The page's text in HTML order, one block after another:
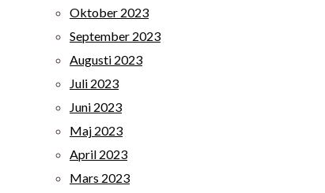
Oktober 2023
September 2023
Augusti 2023
Juli 2023
Juni 2023
Maj 2023
April 2023
Mars 2023